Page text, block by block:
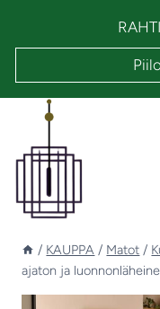
/ KAUPPA / Matot /
ajaton ja